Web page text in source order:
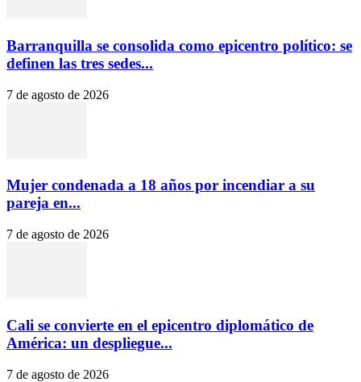
Barranquilla se consolida como epicentro político: se
definen las tres sedes...
7 de agosto de 2026
Mujer condenada a 18 años por incendiar a su
pareja en...
7 de agosto de 2026
Cali se convierte en el epicentro diplomático de
América: un despliegue...
7 de agosto de 2026